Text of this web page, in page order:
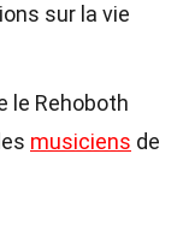
sur la vie
le Rehoboth
musiciens de